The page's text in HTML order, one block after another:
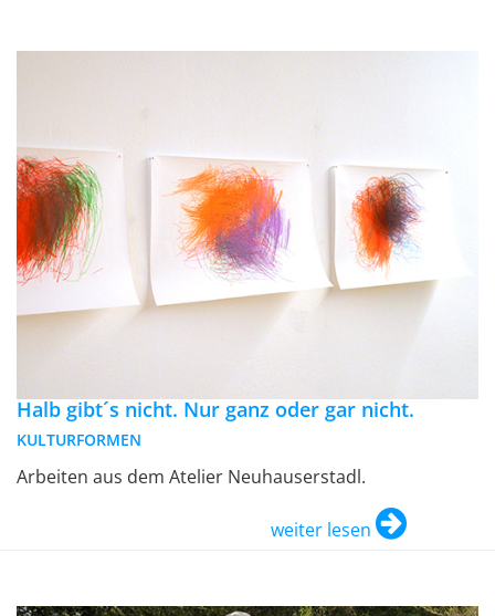
Halb gibt´s nicht. Nur ganz oder gar nicht.
KULTURFORMEN
Arbeiten aus dem Atelier Neuhauserstadl.
weiter lesen